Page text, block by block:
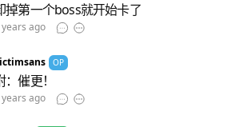
掉第一个boss就开始卡了
ago
OP
：催更！
ago